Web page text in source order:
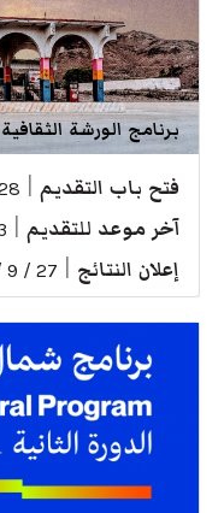
برنامج الورشة
فتح باب التقديم 5 / 2024
آخر موعد للتقديم
إعلان النتائج 27 / 9 / 2024